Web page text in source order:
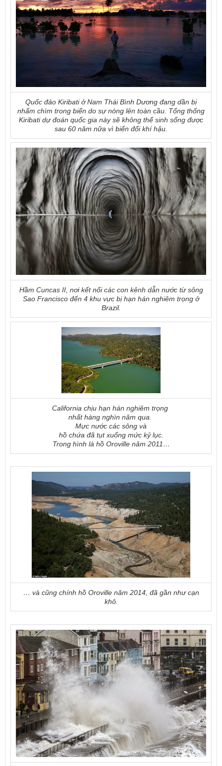
Quốc đảo Kiribati ở Nam Thái Bình Dương đang dần bị
nhấm chìm trong biển do sự nóng lên toàn cầu. Tổng thống
Kiribati dự đoán quốc gia này sẽ không thể sinh sống được
sau 60 năm nữa vì biến đổi khí hậu.
Hầm Cuncas II, nơi kết nối các con kênh dẫn nước từ sông
Sao Francisco đến 4 khu vực bị hạn hán nghiêm trọng ở
Brazil.
California chịu hạn hán nghiêm trọng
nhất hàng nghìn năm qua.
Mực nước các sông và
hồ chứa đã tụt xuống mức kỷ lục.
Trong hình là hồ Oroville năm 2011…
… và cũng chính hồ Oroville năm 2014, đã gần như cạn
khô.